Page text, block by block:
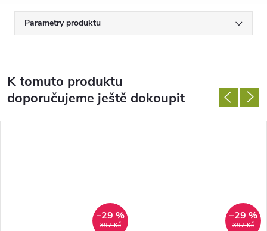
Parametry produktu
K tomuto produktu
doporučujeme ještě dokoupit
397 Kč
–29 %
397 Kč
–29 %